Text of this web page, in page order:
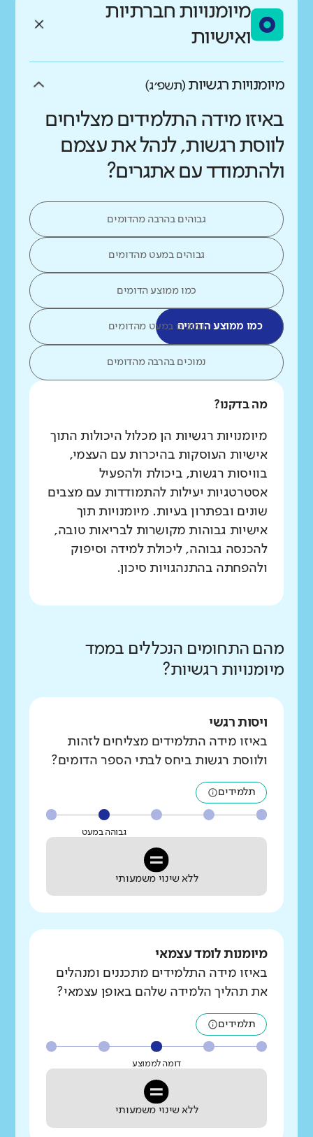
מיומנויות חברתיות
ואישיות
מיומנויות רגשיות (תשפ״ג)
באיזו מידה התלמידים מצליחים
לווסת רגשות, לנהל את עצמם
ולהתמודד עם אתגרים?
גבוהים בהרבה מהדומים
גבוהים במעט מהדומים
כמו ממוצע הדומים
כמו ממוצע הדומיםנמוכים במעט מהדומים
נמוכים בהרבה מהדומים
מה בדקנו?
מיומנויות רגשיות הן מכלול היכולות התוך
אישיות העוסקות בהיכרות עם העצמי,
בוויסות רגשות, ביכולת ולהפעיל
אסטרטגיות יעילות להתמודדות עם מצבים
שונים ובפתרון בעיות. מיומנויות תוך
אישיות גבוהות מקושרות לבריאות טובה,
להכנסה גבוהה, ליכולת למידה וסיפוק
ולהפחתה בהתנהגויות סיכון.
מהם התחומים הנכללים בממד
מיומנויות רגשיות?
ויסות רגשי
באיזו מידה התלמידים מצליחים לזהות
ולווסת רגשות ביחס לבתי הספר הדומים?
תלמידים
גבוהה במעט
ללא שינוי משמעותי
מיומנות לומד עצמאי
באיזו מידה התלמידים מתכננים ומנהלים
את תהליך הלמידה שלהם באופן עצמאי?
תלמידים
דומה לממוצע
ללא שינוי משמעותי